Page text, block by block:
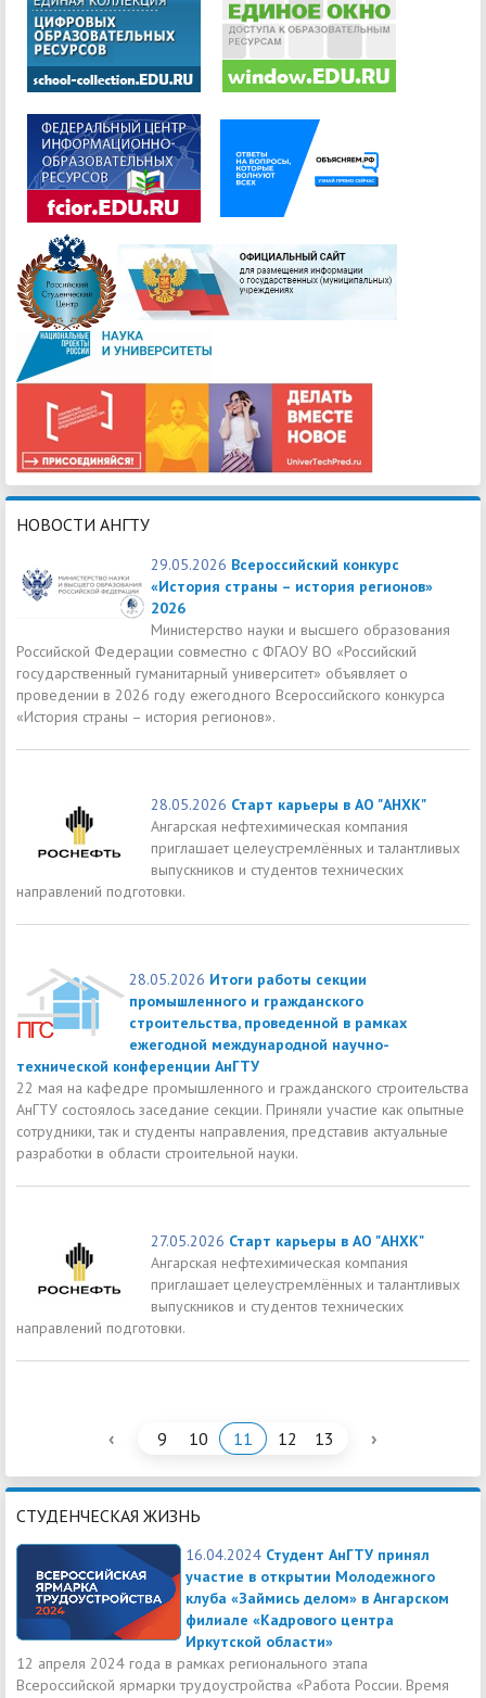
НОВОСТИ АНГТУ
29.05.2026 Всероссийский конкурс
«История страны – история регионов»
2026
Министерство науки и высшего образования
Российской Федерации совместно с ФГАОУ ВО «Российский
государственный гуманитарный университет» объявляет о
проведении в 2026 году ежегодного Всероссийского конкурса
«История страны – история регионов».
28.05.2026 Старт карьеры в АО "АНХК"
Ангарская нефтехимическая компания
приглашает целеустремлённых и талантливых
выпускников и студентов технических
направлений подготовки.
28.05.2026 Итоги работы секции
промышленного и гражданского
строительства, проведенной в рамках
ежегодной международной научно-
технической конференции АнГТУ
22 мая на кафедре промышленного и гражданского строительства
АнГТУ состоялось заседание секции. Приняли участие как опытные
сотрудники, так и студенты направления, представив актуальные
разработки в области строительной науки.
27.05.2026 Старт карьеры в АО "АНХК"
Ангарская нефтехимическая компания
приглашает целеустремлённых и талантливых
выпускников и студентов технических
направлений подготовки.
‹ 9 10 11 12 13 ›
СТУДЕНЧЕСКАЯ ЖИЗНЬ
16.04.2024 Студент АнГТУ принял
участие в открытии Молодежного
клуба «Займись делом» в Ангарском
филиале «Кадрового центра
Иркутской области»
12 апреля 2024 года в рамках регионального этапа
Всероссийской ярмарки трудоустройства «Работа России. Время